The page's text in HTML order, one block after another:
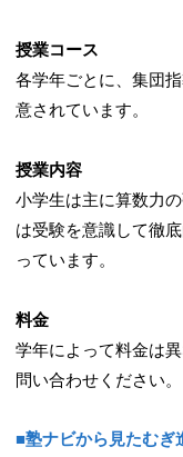
授業コース
各学年ごとに、集団
意されています。
授業内容
小学生は主に算数力
は受験を意識して徹
っています。
料金
学年によって料金は
問い合わせください。
■塾ナビから見たむぎ